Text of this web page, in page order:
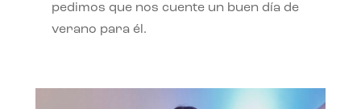
pedimos que nos cuente un buen día de
verano para él.